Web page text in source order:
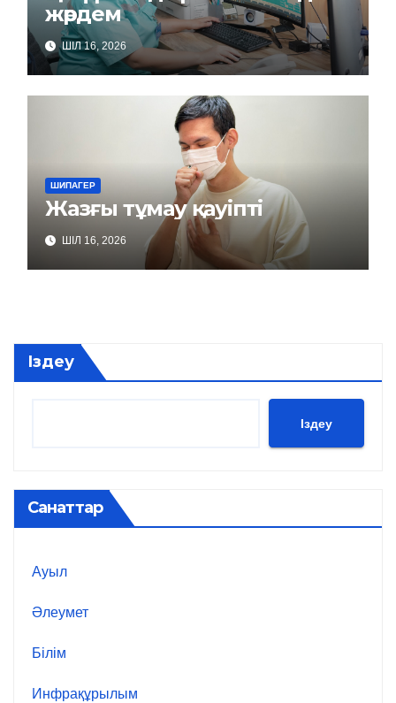
жәрдем
ШІЛ 16, 2026
ШИПАГЕР
Жазғы тұмау қауіпті
ШІЛ 16, 2026
Іздеу
Іздеу
Санаттар
Ауыл
Әлеумет
Білім
Инфрақұрылым